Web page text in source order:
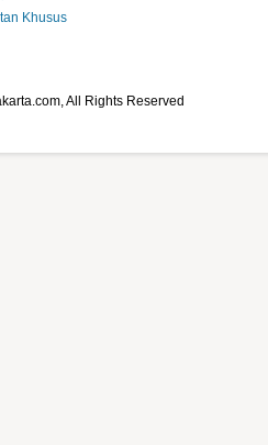
Khusus
All Rights Reserved